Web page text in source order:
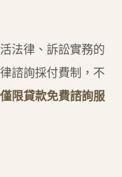
法律、訴訟實務的
諮詢採付費制，不
僅限貸款免費諮詢服